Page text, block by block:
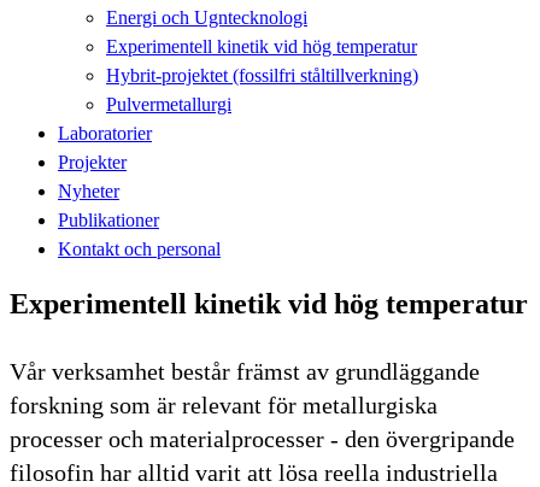
Energi och Ugntecknologi
Experimentell kinetik vid hög temperatur
Hybrit-projektet (fossilfri ståltillverkning)
Pulvermetallurgi
Laboratorier
Projekter
Nyheter
Publikationer
Kontakt och personal
Experimentell kinetik vid hög temperatur
Vår verksamhet består främst av grundläggande
forskning som är relevant för metallurgiska
processer och materialprocesser - den övergripande
filosofin har alltid varit att lösa reella industriella